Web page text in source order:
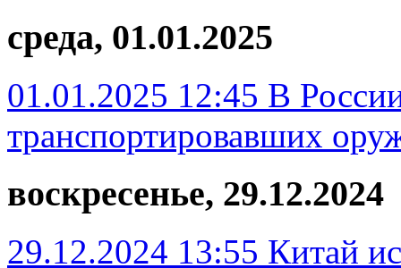
среда, 01.01.2025
01.01.2025 12:45 В
транспортировавших
воскресенье, 29.12.2024
29.12.2024 13:55 Китай